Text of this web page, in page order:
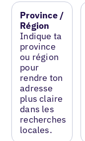
Province /
Région
Indique ta
province
ou région
pour
rendre ton
adresse
plus claire
dans les
recherches
locales.